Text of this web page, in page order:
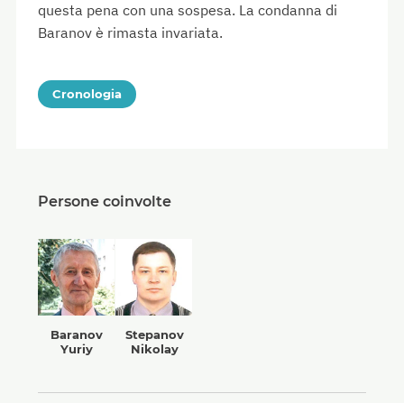
questa pena con una sospesa. La condanna di
Baranov è rimasta invariata.
Cronologia
Persone coinvolte
Baranov
Yuriy
Stepanov
Nikolay